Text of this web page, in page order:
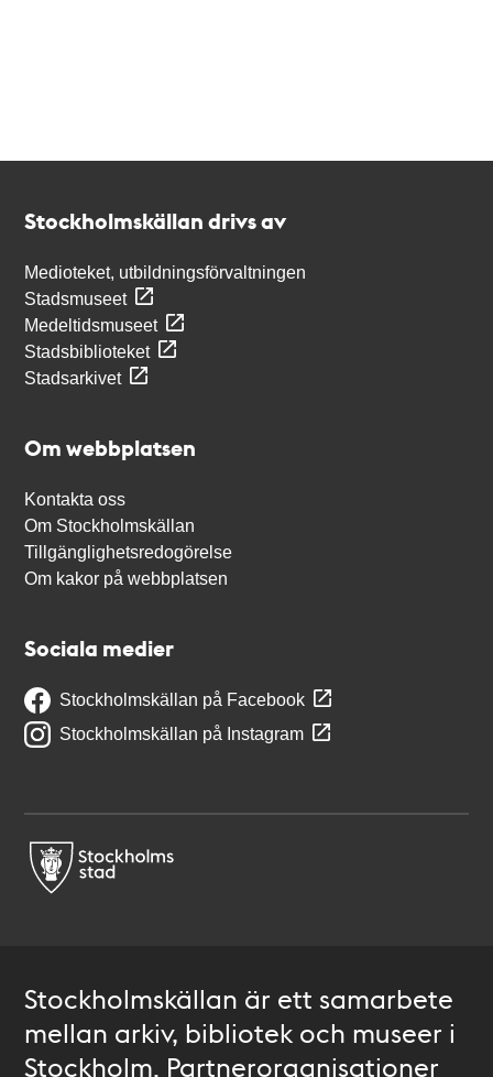
Stockholmskällan drivs av
Medioteket, utbildningsförvaltningen
Stadsmuseet
Medeltidsmuseet
Stadsbiblioteket
Stadsarkivet
Om webbplatsen
Kontakta oss
Om Stockholmskällan
Tillgänglighetsredogörelse
Om kakor på webbplatsen
Sociala medier
Stockholmskällan på Facebook
Stockholmskällan på Instagram
Stockholmskällan är ett samarbete
mellan arkiv, bibliotek och museer i
Stockholm. Partnerorganisationer